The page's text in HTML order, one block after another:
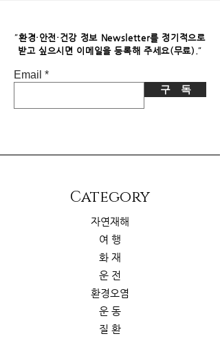
"환경·안전·건강 정보 Newsletter를 정기적으로
받고 싶으시면​ 이메일을 등록해 주세요(무료)."
Email
구 독
​Category
자연재해
여 행
화 재
운 전
환경오염
운 동
질 환